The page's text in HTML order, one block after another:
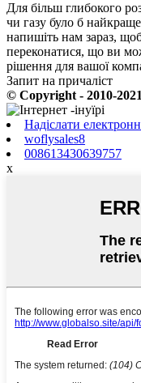
Для більш глибокого
чи газу було б
напишіть нам зараз,
переконатися, що ви
рішення для вашої
Запит на причаліст
© Copyright - 2010-
Надіслати
woflysales8
008613430639757
x